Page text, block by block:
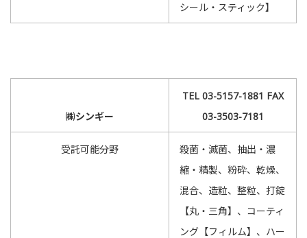
シール・スティック】
㈱シンギー
TEL 03-5157-1881 FAX
03-3503-7181
受託可能分野
殺菌・滅菌、抽出・濃
縮・精製、粉砕、乾燥、
混合、造粒、整粒、打錠
【丸・三角】、コーティ
ング【フィルム】、ハー